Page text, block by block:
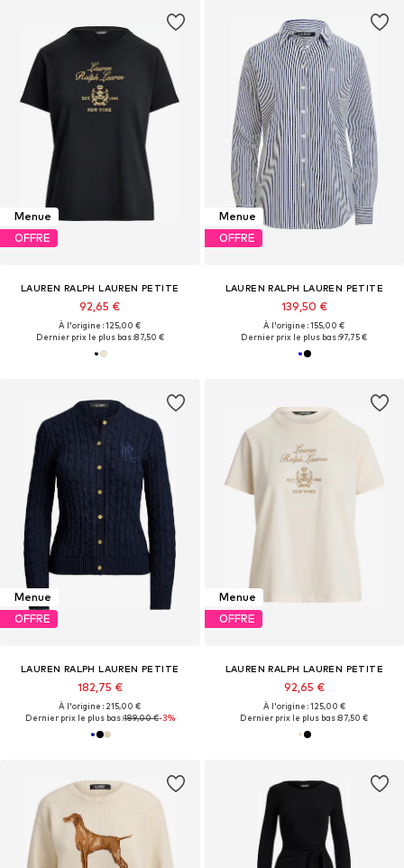
Menue
OFFRE
LAUREN RALPH LAUREN PETITE
92,65 €
À l'origine : 125,00 €
Dernier prix le plus bas :87,50 €
Menue
OFFRE
LAUREN RALPH LAUREN PETITE
139,50 €
À l'origine : 155,00 €
Dernier prix le plus bas :97,75 €
Menue
OFFRE
LAUREN RALPH LAUREN PETITE
182,75 €
À l'origine : 215,00 €
Dernier prix le plus bas :189,00 €-3%
Menue
OFFRE
LAUREN RALPH LAUREN PETITE
92,65 €
À l'origine : 125,00 €
Dernier prix le plus bas :87,50 €